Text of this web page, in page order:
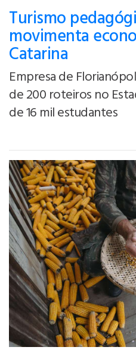
Turismo
movimenta
Catarina
Empresa de
de 200 roteiros no
de 16 mil estudantes